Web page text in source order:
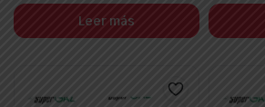
Leer más